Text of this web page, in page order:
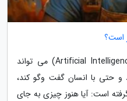
است؟
در روزگاری که هوش مصنوعی (Artificial Intelligence) می تواند
و حتی با انسان گفت وگو کند،
است: آیا هنوز چیزی به جای